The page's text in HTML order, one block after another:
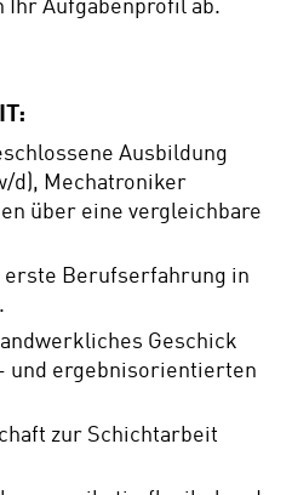
Ihr Aufgabenprofil ab.
Ausbildung
d), Mechatroniker
über eine vergleichbare
erste Berufserfahrung in
Geschick
und ergebnisorientierten
zur Schichtarbeit